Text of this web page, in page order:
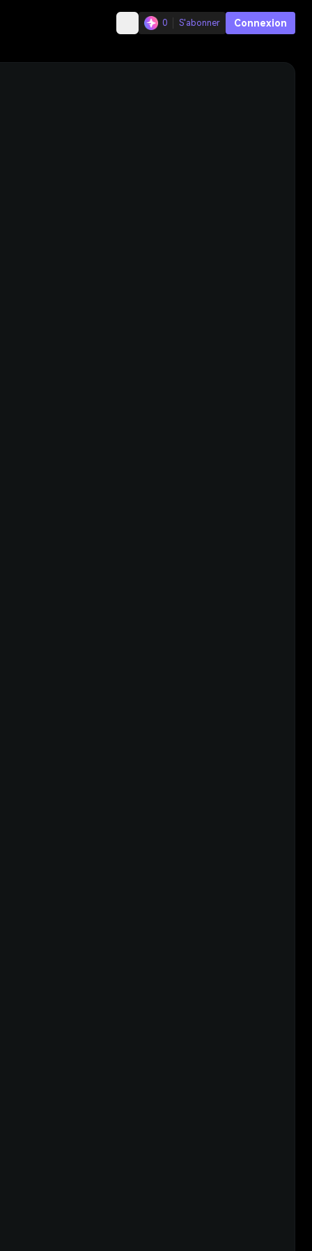
0 S'abonner Connexion